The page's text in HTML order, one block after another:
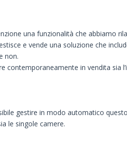
una funzionalità che abbiamo
e vende una soluzione che
non.
contemporaneamente in vendita
gestire in modo automatico
le singole camere.